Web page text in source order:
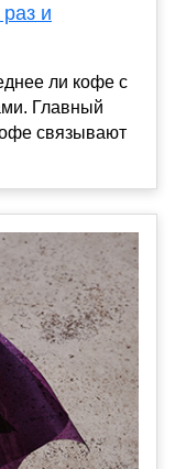
и
ли кофе с
Главный
связывают